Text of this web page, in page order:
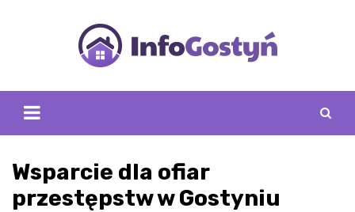
Wsparcie dla ofiar
przestępstw w Gostyniu